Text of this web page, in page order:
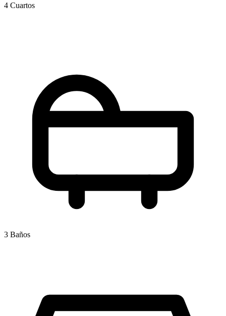
4 Cuartos
3 Baños